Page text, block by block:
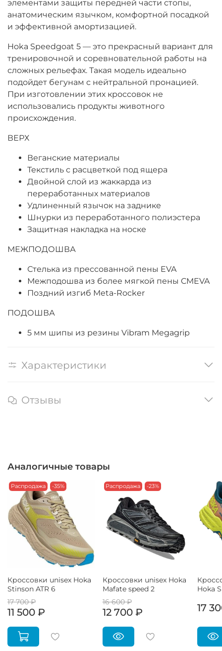
элементами защиты передней части стопы,
анатомическим язычком, комфортной посадкой
и эффективной амортизацией.
Hoka Speedgoat 5 — это прекрасный вариант для
тренировочной и соревновательной работы на
сложных рельефах. Такая модель идеально
подойдет бегунам с нейтральной пронацией.
При изготовлении этих кроссовок не
использовались продукты животного
происхождения.
ВЕРХ
Веганские материалы
Текстиль с расцветкой под ящера
Двойной слой из жаккарда из
переработанных материалов
Удлиненный язычок на заднике
Шнурки из переработанного полиэстера
Защитная накладка на носке
МЕЖПОДОШВА
Стелька из прессованной пены EVA
Межподошва из более мягкой пены CMEVA
Поздний изгиб Meta-Rocker
ПОДОШВА
5 мм шипы из резины Vibram Megagrip
Характеристики
Отзывы
Аналогичные товары
Распродажа -35%
Кроссовки unisex Hoka
Stinson ATR 6
17 700 ₽
11 500 ₽
Распродажа -23%
Кроссовки unisex Hoka
Mafate speed 2
16 600 ₽
12 700 ₽
Hoka
17